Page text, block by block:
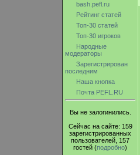
bash.pefl.ru
Рейтинг статей
Топ-30 статей
Топ-30 игроков
Народные
модераторы
Зарегистрирован
последним
Наша кнопка
Почта PEFL.RU
Вы не залогинились.
Сейчас на сайте: 159
зарегистрированных
пользователей, 157
гостей (подробно)